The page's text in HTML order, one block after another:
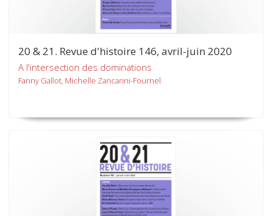
20 & 21. Revue d'histoire 146, avril-juin 2020
A l'intersection des dominations
Fanny Gallot, Michelle Zancarini-Fournel